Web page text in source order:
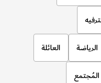
الرياضة العائلة
المُجتمع